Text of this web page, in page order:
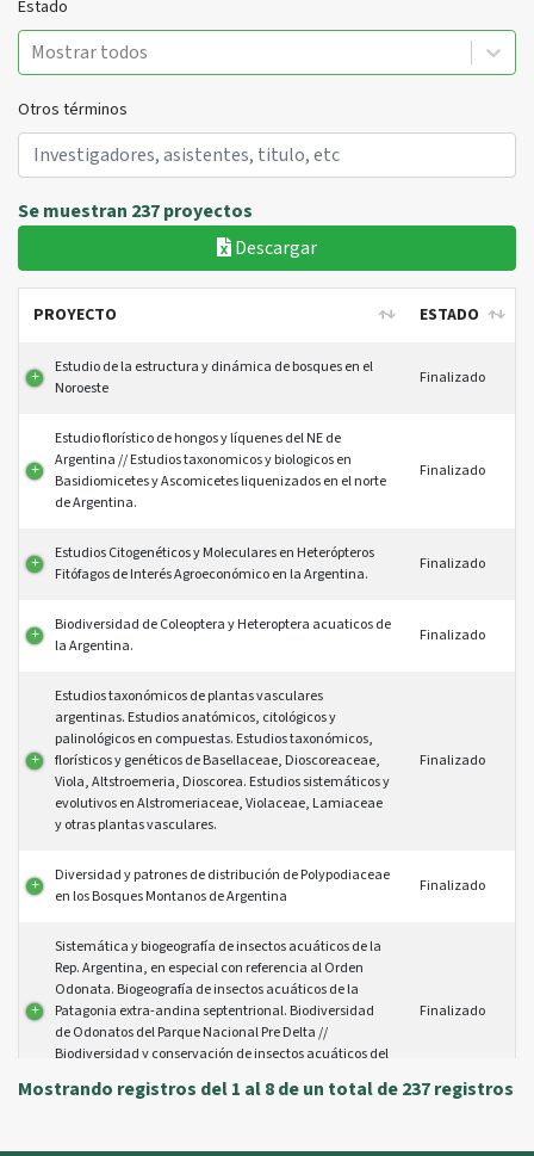
Estado
Mostrar todos
Otros términos
Se muestran 237 proyectos
Descargar
PROYECTO
ESTADO
Estudio de la estructura y dinámica de bosques en el
Noroeste
Finalizado
Estudio florístico de hongos y líquenes del NE de
Argentina // Estudios taxonomicos y biologicos en
Basidiomicetes y Ascomicetes liquenizados en el norte
de Argentina.
Finalizado
Estudios Citogenéticos y Moleculares en Heterópteros
Fitófagos de Interés Agroeconómico en la Argentina.
Finalizado
Biodiversidad de Coleoptera y Heteroptera acuaticos de
la Argentina.
Finalizado
Estudios taxonómicos de plantas vasculares
argentinas. Estudios anatómicos, citológicos y
palinológicos en compuestas. Estudios taxonómicos,
florísticos y genéticos de Basellaceae, Dioscoreaceae,
Viola, Altstroemeria, Dioscorea. Estudios sistemáticos y
evolutivos en Alstromeriaceae, Violaceae, Lamiaceae
y otras plantas vasculares.
Finalizado
Diversidad y patrones de distribución de Polypodiaceae
en los Bosques Montanos de Argentina
Finalizado
Sistemática y biogeografía de insectos acuáticos de la
Rep. Argentina, en especial con referencia al Orden
Odonata. Biogeografía de insectos acuáticos de la
Patagonia extra-andina septentrional. Biodiversidad
de Odonatos del Parque Nacional Pre Delta //
Biodiversidad y conservación de insectos acuáticos del
Finalizado
Mostrando registros del 1 al 8 de un total de 237 registros